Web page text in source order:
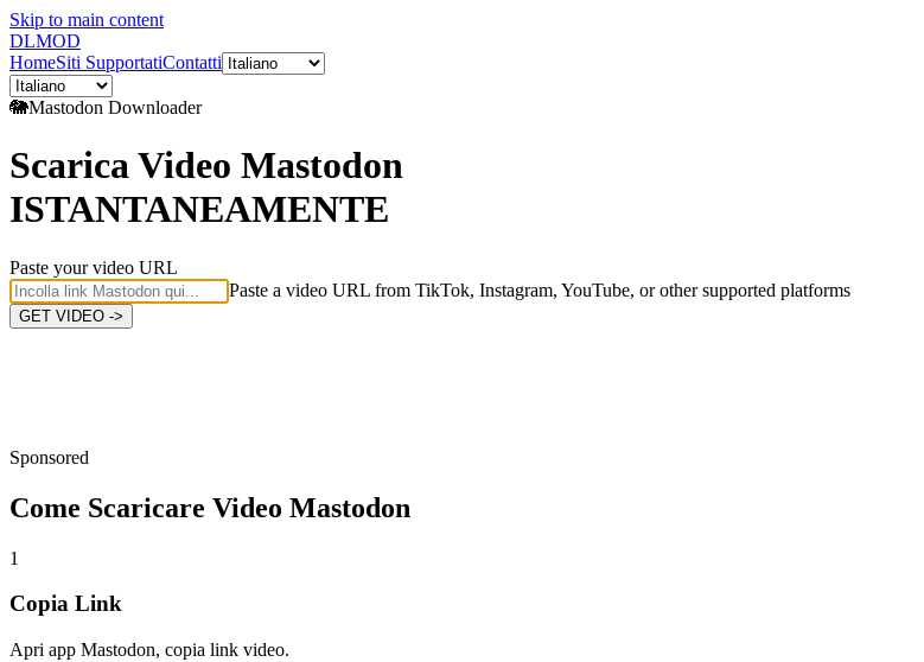
Skip to main content
DLMOD
HomeSiti SupportatiContatti
🐘Mastodon Downloader
Scarica Video Mastodon
ISTANTANEAMENTE
Paste your video URL
Paste a video URL from TikTok, Instagram, YouTube, or other supported platforms
GET VIDEO ->
Sponsored
Come Scaricare Video Mastodon
1
Copia Link
Apri app Mastodon, copia link video.